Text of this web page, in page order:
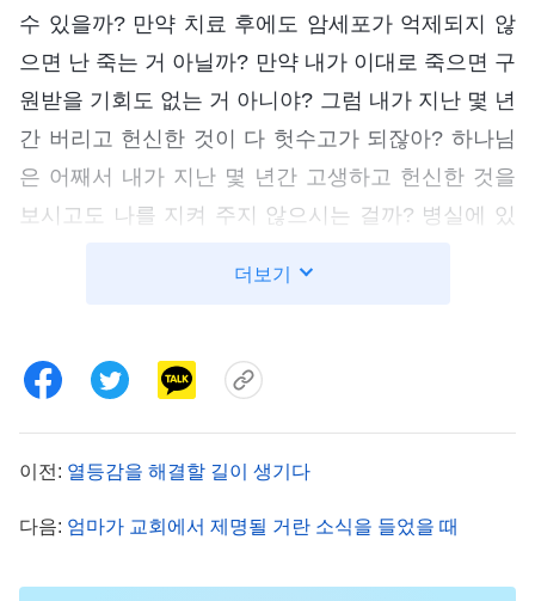
수 있을까? 만약 치료 후에도 암세포가 억제되지 않
으면 난 죽는 거 아닐까? 만약 내가 이대로 죽으면 구
원받을 기회도 없는 거 아니야? 그럼 내가 지난 몇 년
간 버리고 헌신한 것이 다 헛수고가 되잖아? 하나님
은 어째서 내가 지난 몇 년간 고생하고 헌신한 것을
보시고도 나를 지켜 주지 않으시는 걸까? 병실에 있
후에 암세포가 억제되어서 퇴원할 수 있다고 했어.
만도 못한 걸까? 혹시 하나님께서 나를 버리신 건 아
닐까?’ 여기까지 생각이 미치자 저는 어린아이처럼
넘어가지 않고 잠도 오지 않았습니다. 하나님 말씀을
봐도 건성으로 읽을 뿐이었고, 심지어 기도할 때조차
더보기
이전: 열등감을 해결할 길이 생기다
다음: 엄마가 교회에서 제명될 거란 소식을 들었을 때